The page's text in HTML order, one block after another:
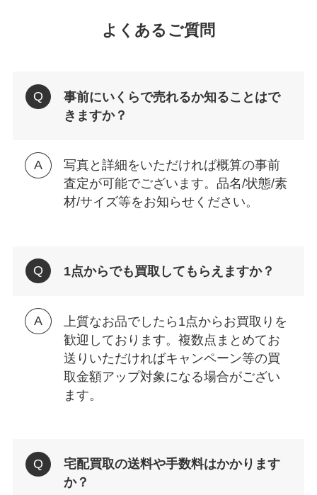
よくあるご質問
事前にいくらで売れるか知ることはで
きますか？
写真と詳細をいただければ概算の事前
査定が可能でございます。品名/状態/素
材/サイズ等をお知らせください。
1点からでも買取してもらえますか？
上質なお品でしたら1点からお買取りを
歓迎しております。複数点まとめてお
送りいただければキャンペーン等の買
取金額アップ対象になる場合がござい
ます。
宅配買取の送料や手数料はかかります
か？